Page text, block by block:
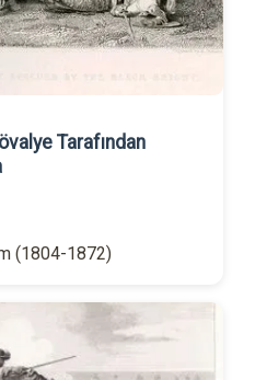
Tarafından
(1804-1872)